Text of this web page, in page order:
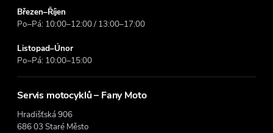
Březen–Říjen
Po–Pá: 10:00–12:00 / 13:00–17:00
Listopad–Únor
Po–Pá: 10:00–15:00
Servis motocyklů – Fany Moto
Hradišťská 906
686 03 Staré Město